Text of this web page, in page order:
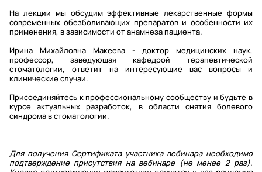
На лекции мы обсудим эффективные лекарственные формы
современных обезболивающих препаратов и особенности их
применения, в зависимости от анамнеза пациента.
Ирина Михайловна Макеева - доктор медицинских наук,
профессор, заведующая кафедрой терапевтической
стоматологии, ответит на интересующие вас вопросы и
клинические случаи.
Присоединяйтесь к профессиональному сообществу и будьте в
курсе актуальных разработок, в области снятия болевого
синдрома в стоматологии.
Для получения Сертификата участника вебинара необходимо
подтверждение присутствия на вебинаре (не менее 2 раз).